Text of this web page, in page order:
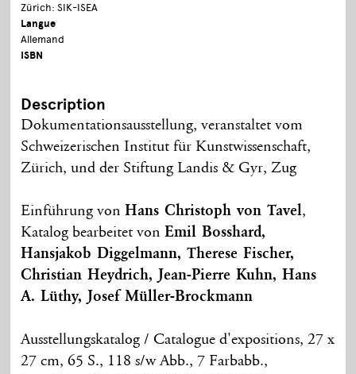
Zürich: SIK-ISEA
Langue
Allemand
ISBN
Description
Dokumentationsausstellung, veranstaltet vom
Schweizerischen Institut für Kunstwissenschaft,
Zürich, und der Stiftung Landis & Gyr, Zug
Einführung vonHans Christoph von Tavel,
Katalog bearbeitet vonEmil Bosshard,
Hansjakob Diggelmann, Therese Fischer,
Christian Heydrich, Jean-Pierre Kuhn, Hans
A. Lüthy, Josef Müller-Brockmann
Ausstellungskatalog / Catalogue d'expositions, 27 x
27 cm, 65 S., 118 s/w Abb., 7 Farbabb.,